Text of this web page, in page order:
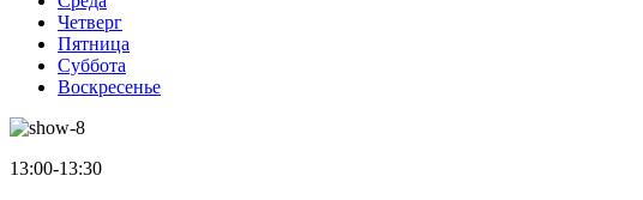
Четверг
Пятница
Суббота
Воскресенье
13:00-13:30